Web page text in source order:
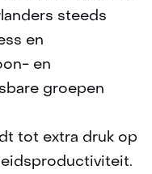
steeds
en
en
groepen
tot extra druk op